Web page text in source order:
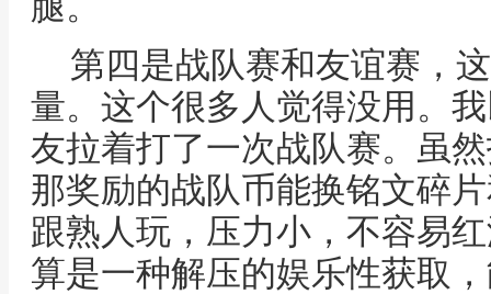
第四是战队赛和友谊赛，
量。这个很多人觉得没用。
友拉着打了一次战队赛。虽
那奖励的战队币能换铭文碎
跟熟人玩，压力小，不容易
算是一种解压的娱乐性获取